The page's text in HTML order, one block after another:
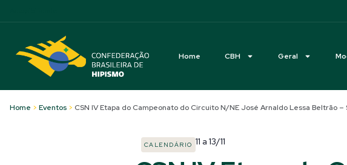
Home CBH Geral
Home > Eventos > CSN IV Etapa do Campeonato do Circuito N/NE José Arnaldo Lessa Beltrão –
CALENDÁRIO 11 a 13/11